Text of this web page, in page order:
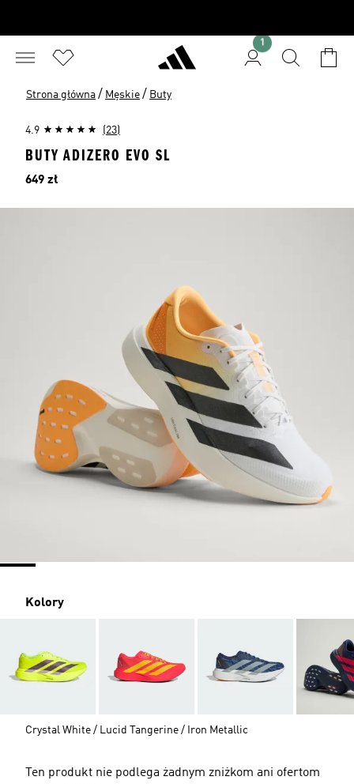
1
Strona główna / Męskie / Buty
4.9 (23)
BUTY ADIZERO EVO SL
Cena
649 zł
Kolory
Crystal White / Lucid Tangerine / Iron Metallic
Ten produkt nie podlega żadnym zniżkom ani ofertom